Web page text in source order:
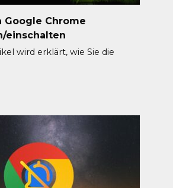
Google Chrome
einschalten
wird erklärt, wie Sie die